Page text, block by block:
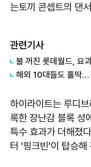
는토끼 콘셉트의 댄
관련기사
불 꺼진 롯데월드, 요
하이라이트는 루디
록한 장난감 블록 성
특수 효과가 더해졌
터 '핑크빈'이 탑승해